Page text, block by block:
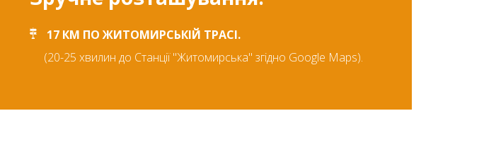
17 КМ ПО ЖИТОМИРСЬКІЙ ТРАСІ.
(20-25 хвилин до Станції "Житомирська" згідно Google Maps).